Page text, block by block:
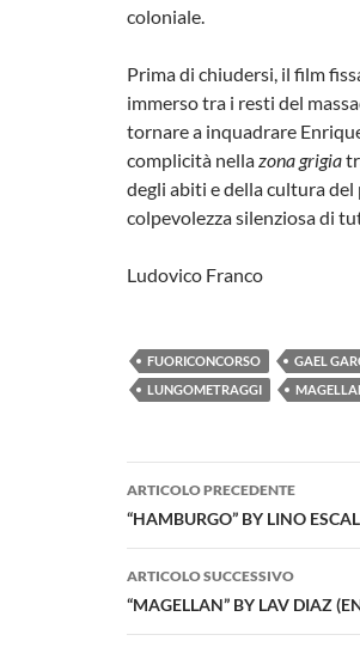
coloniale.
Prima di chiudersi, il film
immerso tra i resti del
tornare a inquadrare
complicità nella zona grigia
degli abiti e della cultura del
colpevolezza silenziosa di
Ludovico Franco
FUORICONCORSO GAEL
LUNGOMETRAGGI
Navigazione
articolo
ARTICOLO PRECEDENTE
“HAMBURGO” BY LINO
ARTICOLO SUCCESSIVO
“MAGELLAN” BY LAV DIAZ